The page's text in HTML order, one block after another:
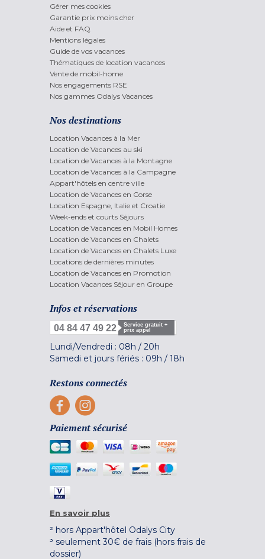
Gérer mes cookies
Garantie prix moins cher
Aide et FAQ
Mentions légales
Guide de vos vacances
Thématiques de location vacances
Vente de mobil-home
Nos engagements RSE
Nos gammes Odalys Vacances
Nos destinations
Location Vacances à la Mer
Location de Vacances au ski
Location de Vacances à la Montagne
Location de Vacances à la Campagne
Appart'hôtels en centre ville
Location de Vacances en Corse
Location Espagne, Italie et Croatie
Week-ends et courts Séjours
Location de Vacances en Mobil Homes
Location de Vacances en Chalets
Location de Vacances en Chalets Luxe
Locations de dernières minutes
Location de Vacances en Promotion
Location Vacances Séjour en Groupe
Infos et réservations
04 84 47 49 22
Service gratuit +
prix appel
Lundi/Vendredi : 08h / 20h
Samedi et jours fériés : 09h / 18h
Restons connectés
Paiement sécurisé
En savoir plus
² hors Appart'hôtel Odalys City
³ seulement 30€ de frais (hors frais de
dossier)